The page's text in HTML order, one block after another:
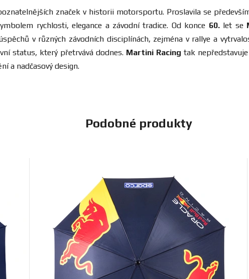
značek v historii motorsportu. Proslavila se
rychlosti, elegance a závodní tradice. Od konce 60.let se
v různých závodních disciplínách, zejména v rallye a
status, který přetrvává dodnes. Martini Racing tak
a nadčasový design.
Podobné produkty